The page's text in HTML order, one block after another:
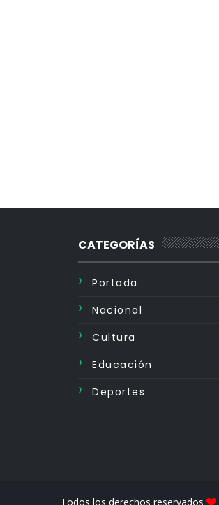
CATEGORÍAS
Portada
Nacional
Cultura
Educación
Deportes
Todos los derechos reservados